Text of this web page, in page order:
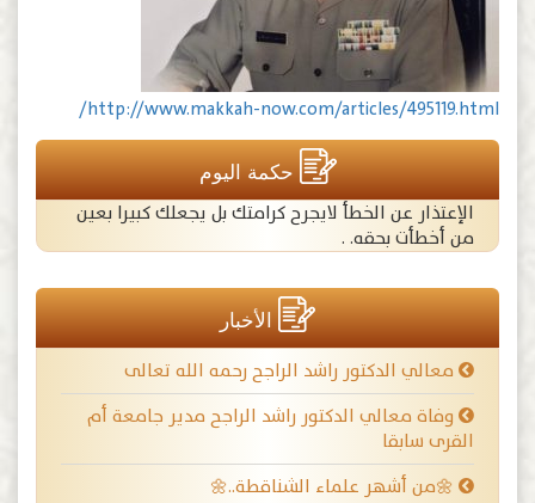
http://www.makkah-now.com/articles/495119.html/
حكمة اليوم
الإعتذار عن الخطأ لايجرح كرامتك بل يجعلك كبيرا بعين
من أخطأت بحقه. .
الأخبار
معالي الدكتور راشد الراجح رحمه الله تعالى
وفاة معالي الدكتور راشد الراجح مدير جامعة أم
القرى سابقا
🌼من أشهر علماء الشناقطة..🌼